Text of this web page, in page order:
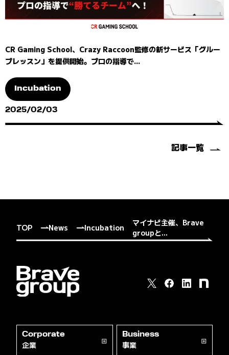
CR Gaming School、Crazy Raccoon監修の新サービス「グルー
プレッスン」を提供開始。プロの指導で...
Incubation
2025/02/03
記事一覧
TOP News Incubation
マイナビ主催、Brave
groupと...
Corporate
企業
Business
事業